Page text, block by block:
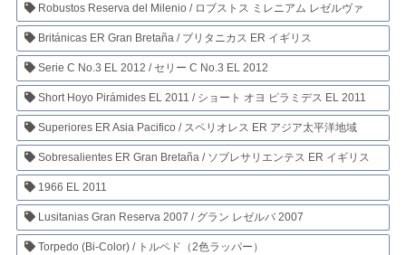
Robustos Reserva del Milenio / ロブストス ミレニアム レゼルヴァ
Británicas ER Gran Bretaña / ブリタニカス ER イギリス
Serie C No.3 EL 2012 / セリー C No.3 EL 2012
Short Hoyo Pirámides EL 2011 / ショート オヨ ピラミデス EL 2011
Superiores ER Asia Pacifico / スペリオレス ER アジア太平洋地域
Sobresalientes ER Gran Bretaña / ソブレサリエンテス ER イギリス
1966 EL 2011
Lusitanias Gran Reserva 2007 / グラン レゼルバ 2007
Torpedo (Bi-Color) / トルペド（2色ラッパー）